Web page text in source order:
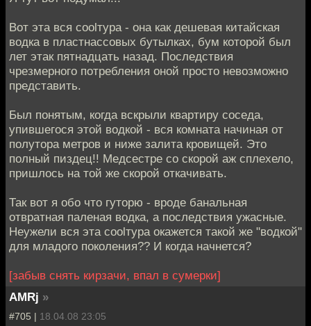
Вот эта вся coolтура - она как дешевая китайская
водка в пластнассовых бутылках, бум которой был
лет этак пятнадцать назад. Последствия
чрезмерного потребления оной просто невозможно
представить.
Был понятым, когда вскрыли квартиру соседа,
упившегося этой водкой - вся комната начиная от
полутора метров и ниже залита кровищей. Это
полный пиздец!! Медсестре со скорой аж сплехело,
пришлось на той же скорой откачивать.
Так вот я обо что гуторю - вроде банальная
отвратная паленая водка, а последствия ужасные.
Неужели вся эта coolтура окажется такой же "водкой"
для младого поколения?? И когда начнется?
[забыв снять кирзачи, впал в сумерки]
AMRj »
#705 | 18.04.08 23:05